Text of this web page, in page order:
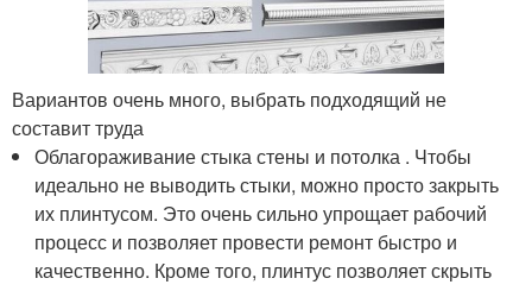
Вариантов очень много, выбрать подходящий не
составит труда
Облагораживание стыка стены и потолка . Чтобы
идеально не выводить стыки, можно просто закрыть
их плинтусом. Это очень сильно упрощает рабочий
процесс и позволяет провести ремонт быстро и
качественно. Кроме того, плинтус позволяет скрыть